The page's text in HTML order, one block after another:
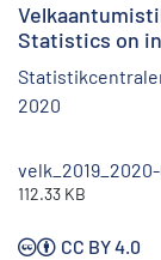
Statistics on
2020
112.33 KB
CC BY 4.0